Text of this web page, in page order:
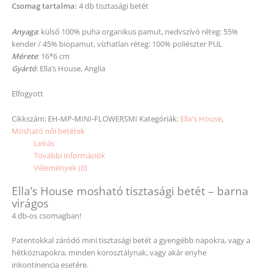
Csomag tartalma: 4 db tisztasági betét
Anyaga: külső 100% puha organikus pamut, nedvszívó réteg: 55%
kender / 45% biopamut, vízhatlan réteg: 100% poliészter PUL
Mérete: 16*6 cm
Gyártó: Ella’s House, Anglia
Elfogyott
Cikkszám: EH-MP-MINI-FLOWERSMI Kategóriák: Ella's House,
Mosható női betétek
Leírás
További információk
Vélemények (0)
Ella’s House mosható tisztasági betét – barna
virágos
4 db-os csomagban!
Patentokkal záródó mini tisztasági betét a gyengébb napokra, vagy a
hétköznapokra, minden korosztálynak, vagy akár enyhe
inkontinencia esetére.